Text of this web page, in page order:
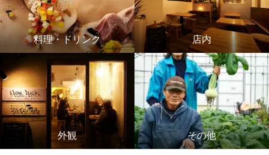
料理・ドリンク 店内
外観 その他